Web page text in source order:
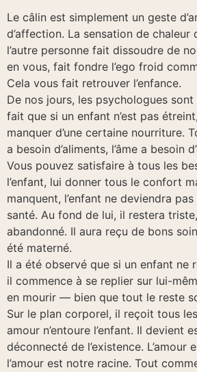
Le câlin est simplement un geste
d’affection. La sensation de chaleur
l’autre personne fait dissoudre de
en vous, fait fondre l’ego froid
Cela vous fait retrouver l’enfance.
De nos jours, les psychologues
fait que si un enfant n’est pas
manquer d’une certaine nourriture.
a besoin d’aliments, l’âme a besoin
Vous pouvez satisfaire à tous les
l’enfant, lui donner tous le confort
manquent, l’enfant ne deviendra
santé. Au fond de lui, il restera
abandonné. Il aura reçu de bons
été materné.
Il a été observé que si un enfant ne
il commence à se replier sur lui-
en mourir — bien que tout le reste
Sur le plan corporel, il reçoit tous
amour n’entoure l’enfant. Il devient
déconnecté de l’existence. L’amour
l’amour est notre racine. Tout